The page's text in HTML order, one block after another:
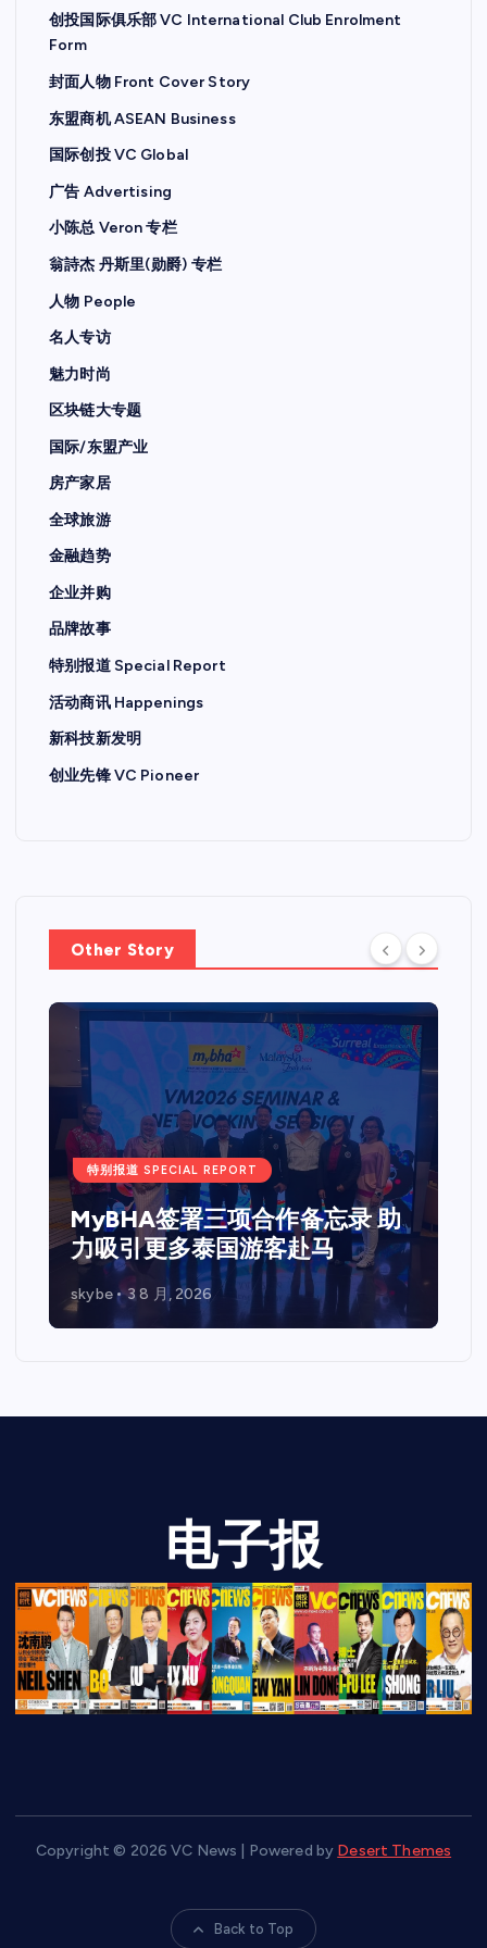
创投国际俱乐部 VC International Club Enrolment
Form
封面人物 Front Cover Story
东盟商机 ASEAN Business
国际创投 VC Global
广告 Advertising
小陈总 Veron 专栏
翁詩杰 丹斯里(勋爵) 专栏
人物 People
名人专访
魅力时尚
区块链大专题
国际/东盟产业
房产家居
全球旅游
金融趋势
企业并购
品牌故事
特别报道 Special Report
活动商讯 Happenings
新科技新发明
创业先锋 VC Pioneer
Other Story
特别报道 SPECIAL REPORT
MyBHA签署三项合作备忘录 助
力吸引更多泰国游客赴马
skybe 3 8 月, 2026
电子报
Copyright © 2026 VC News | Powered by Desert Themes
Back to Top